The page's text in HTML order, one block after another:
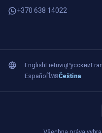
+370 638 14022
EnglishLietuviųРусский
EspañolไทยČeština